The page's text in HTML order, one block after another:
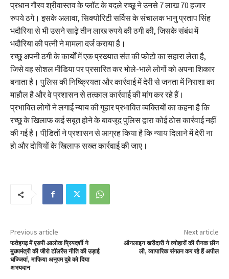
प्रधान गौरव श्रीवास्तव के प्लॉट के बदले रच्छू ने उनसे 7 लाख 70 हजार
रुपये ठगे। इसके अलावा, सिक्योरिटी सर्विस के संचालक भानु प्रताप सिंह
भदौरिया से भी उसने साढ़े तीन लाख रुपये की ठगी की, जिसके संबंध में
भदौरिया की पत्नी ने मामला दर्ज कराया है।
रच्छू अपनी ठगी के कार्यों में एक प्रख्यात संत की फोटो का सहारा लेता है,
जिसे वह सोशल मीडिया पर प्रसारित कर भोले-भाले लोगों को अपना शिकार
बनाता है। पुलिस की निष्क्रियता और कार्रवाई में देरी से जनता में निराशा का
माहौल है और वे प्रशासन से तत्काल कार्रवाई की मांग कर रहे हैं।
प्रभावित लोगों ने लगाई न्याय की गुहार प्रभावित व्यक्तियों का कहना है कि
रच्छू के खिलाफ कई सबूत होने के बावजूद पुलिस द्वारा कोई ठोस कार्रवाई नहीं
की गई है। पीडि़तों ने प्रशासन से आग्रह किया है कि न्याय दिलाने में देरी ना
हो और दोषियों के खिलाफ सख्त कार्रवाई की जाए।
Previous article
फतेहगढ़ में एसपी आलोक प्रियदर्शी ने
मुख्यमंत्री की जीरो टॉलरेंस नीति की उड़ाई
धज्जियां, माफिया अनुपम दुबे को दिया
अभयदान
Next article
ऑनलाइन खरीदारी ने त्योहारों की रौनक छीन
ली, व्यापारिक संगठन कर रहे हैं अपील